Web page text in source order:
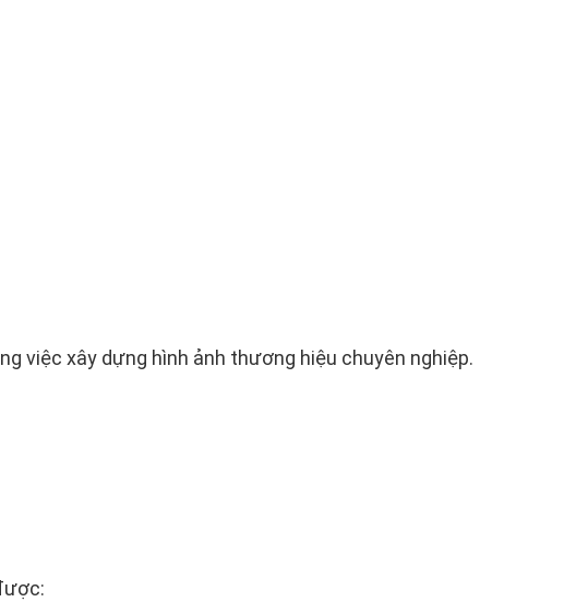
việc xây dựng hình ảnh thương hiệu chuyên nghiệp.